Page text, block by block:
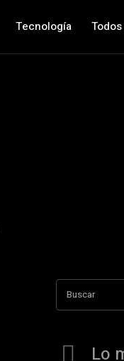
Tecnología Todos
Buscar
Lo